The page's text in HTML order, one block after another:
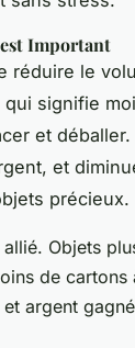
Important
réduire le
signifie
et
et
précieux.
Objets
de cartons
argent